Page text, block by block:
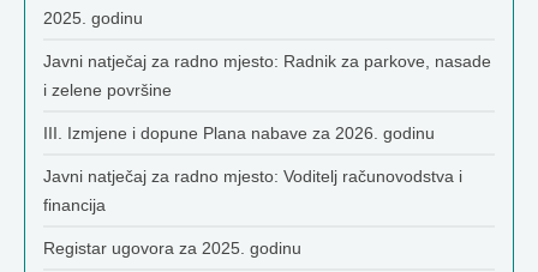
2025. godinu
Javni natječaj za radno mjesto: Radnik za parkove, nasade
i zelene površine
III. Izmjene i dopune Plana nabave za 2026. godinu
Javni natječaj za radno mjesto: Voditelj računovodstva i
financija
Registar ugovora za 2025. godinu